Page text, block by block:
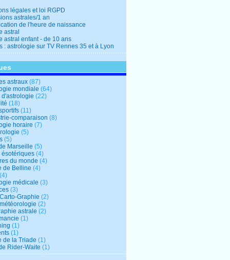
légales et loi RGPD
astrales/1 an
de l'heure de naissance
astral
astral enfant - de 10 ans
: astrologie sur TV Rennes 35 et à Lyon
astraux (87)
mondiale (64)
d'astrologie (22)
(18)
(11)
comparaison (8)
horaire (7)
(5)
(5)
Marseille (5)
ésotériques (4)
du monde (4)
de Belline (4)
médicale (3)
(3)
Graphie (2)
(2)
astrale (2)
(1)
(1)
(1)
de la Triade (1)
Rider-Waite (1)